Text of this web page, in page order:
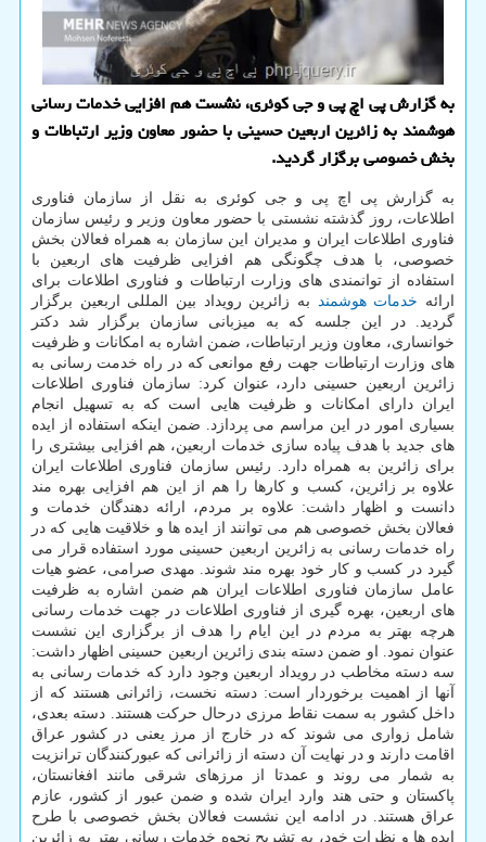
به گزارش پی اچ پی و جی کوئری، نشست هم افزایی خدمات رسانی
هوشمند به زائرین اربعین حسینی با حضور معاون وزیر ارتباطات و
بخش خصوصی برگزار گردید.
به گزارش پی اچ پی و جی کوئری به نقل از سازمان فناوری
اطلاعات، روز گذشته نشستی با حضور معاون وزیر و رئیس سازمان
فناوری اطلاعات ایران و مدیران این سازمان به همراه فعالان بخش
خصوصی، با هدف چگونگی هم افزایی ظرفیت های اربعین با
استفاده از توانمندی های وزارت ارتباطات و فناوری اطلاعات برای
ارائه خدمات هوشمند
به زائرین رویداد بین المللی اربعین برگزار
گردید. در این جلسه که به میزبانی سازمان برگزار شد دکتر
خوانساری، معاون وزیر ارتباطات، ضمن اشاره به امکانات و ظرفیت
های وزارت ارتباطات جهت رفع موانعی که در راه خدمت رسانی به
زائرین اربعین حسینی دارد، عنوان کرد: سازمان فناوری اطلاعات
ایران دارای امکانات و ظرفیت هایی است که به تسهیل انجام
بسیاری امور در این مراسم می پردازد. ضمن اینکه استفاده از ایده
های جدید با هدف پیاده سازی خدمات اربعین، هم افزایی بیشتری را
برای زائرین به همراه دارد. رئیس سازمان فناوری اطلاعات ایران
علاوه بر زائرین، کسب و کارها را هم از این هم افزایی بهره مند
دانست و اظهار داشت: علاوه بر مردم، ارائه دهندگان خدمات و
فعالان بخش خصوصی هم می توانند از ایده ها و خلاقیت هایی که در
راه خدمات رسانی به زائرین اربعین حسینی مورد استفاده قرار می
گیرد در کسب و کار خود بهره مند شوند. مهدی صرامی، عضو هیات
عامل سازمان فناوری اطلاعات ایران هم ضمن اشاره به ظرفیت
های اربعین، بهره گیری از فناوری اطلاعات در جهت خدمات رسانی
هرچه بهتر به مردم در این ایام را هدف از برگزاری این نشست
عنوان نمود. او ضمن دسته بندی زائرین اربعین حسینی اظهار داشت:
سه دسته مخاطب در رویداد اربعین وجود دارد که خدمات رسانی به
آنها از اهمیت برخوردار است: دسته نخست، زائرانی هستند که از
داخل کشور به سمت نقاط مرزی درحال حرکت هستند. دسته بعدی،
شامل زواری می شوند که در خارج از مرز یعنی در کشور عراق
اقامت دارند و در نهایت آن دسته از زائرانی که عبورکنندگان ترانزیت
به شمار می روند و عمدتا از مرزهای شرقی مانند افغانستان،
پاکستان و حتی هند وارد ایران شده و ضمن عبور از کشور، عازم
عراق هستند. در ادامه این نشست فعالان بخش خصوصی با طرح
ایده ها و نظرات خود، به تشریح نحوه خدمات رسانی بهتر به زائرین